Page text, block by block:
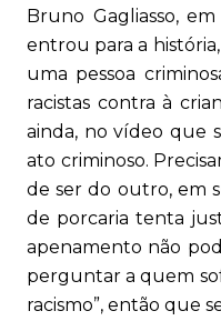
Bruno Gagliasso,
entrou para a
uma pessoa
racistas contra à
ainda, no vídeo que
ato criminoso.
de ser do outro, em
de porcaria tenta
apenamento não
perguntar a quem
racismo”, então que